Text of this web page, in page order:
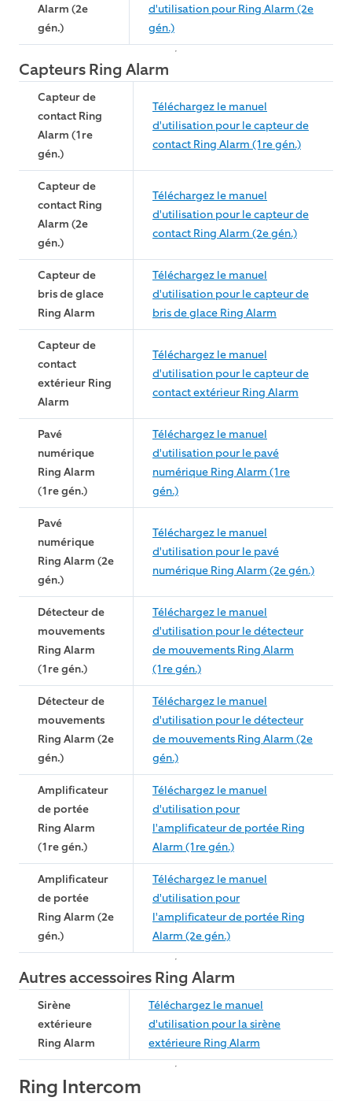
Alarm (2e
gén.)
d'utilisation pour Ring Alarm (2e
gén.)
Capteurs Ring Alarm
Capteur de
contact Ring
Alarm (1re
gén.)
Téléchargez le manuel
d'utilisation pour le capteur de
contact Ring Alarm (1re gén.)
Capteur de
contact Ring
Alarm (2e
gén.)
Téléchargez le manuel
d'utilisation pour le capteur de
contact Ring Alarm (2e gén.)
Capteur de
bris de glace
Ring Alarm
Téléchargez le manuel
d'utilisation pour le capteur de
bris de glace Ring Alarm
Capteur de
contact
extérieur Ring
Alarm
Téléchargez le manuel
d'utilisation pour le capteur de
contact extérieur Ring Alarm
Pavé
numérique
Ring Alarm
(1re gén.)
Téléchargez le manuel
d'utilisation pour le pavé
numérique Ring Alarm (1re
gén.)
Pavé
numérique
Ring Alarm (2e
gén.)
Téléchargez le manuel
d'utilisation pour le pavé
numérique Ring Alarm (2e gén.)
Détecteur de
mouvements
Ring Alarm
(1re gén.)
Téléchargez le manuel
d'utilisation pour le détecteur
de mouvements Ring Alarm
(1re gén.)
Détecteur de
mouvements
Ring Alarm (2e
gén.)
Téléchargez le manuel
d'utilisation pour le détecteur
de mouvements Ring Alarm (2e
gén.)
Amplificateur
de portée
Ring Alarm
(1re gén.)
Téléchargez le manuel
d'utilisation pour
l'amplificateur de portée Ring
Alarm (1re gén.)
Amplificateur
de portée
Ring Alarm (2e
gén.)
Téléchargez le manuel
d'utilisation pour
l'amplificateur de portée Ring
Alarm (2e gén.)
Autres accessoires Ring Alarm
Sirène
extérieure
Ring Alarm
Téléchargez le manuel
d'utilisation pour la sirène
extérieure Ring Alarm
Ring Intercom